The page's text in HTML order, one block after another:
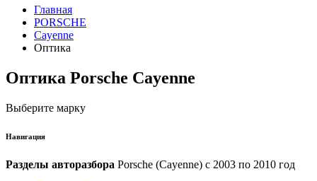
Главная
PORSCHE
Cayenne
Оптика
Оптика Porsche Cayenne
Выберите марку
Навигация
Разделы авторазбора Porsche (Cayenne) с 2003 по 2010 год